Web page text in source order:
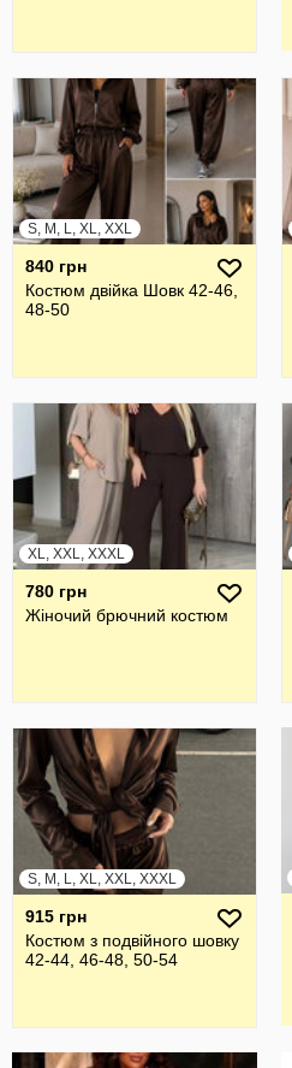
S, M, L, XL, XXL
840 грн
Костюм двійка Шовк 42-46,
48-50
XL, XXL, XXXL
780 грн
Жiночий брючний костюм
S, M, L, XL, XXL, XXXL
915 грн
Костюм з подвійного шовку
42-44, 46-48, 50-54